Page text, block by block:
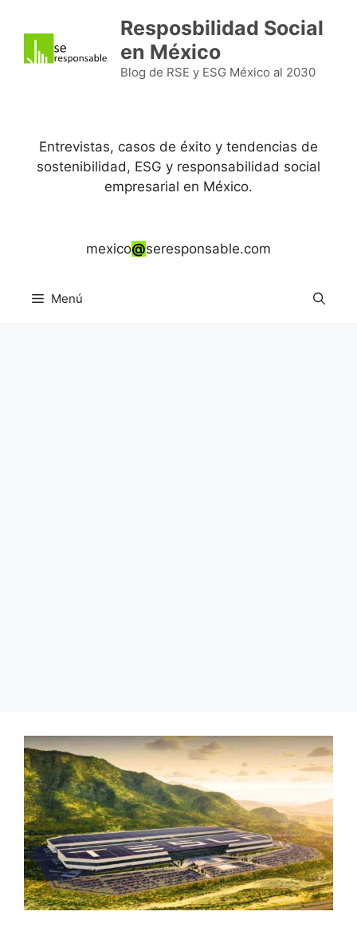
contenido
Resposbilidad Social
en México
Blog de RSE y ESG México al 2030
Entrevistas, casos de éxito y tendencias de
sostenibilidad, ESG y responsabilidad social
empresarial en México.
mexico@seresponsable.com
Menú